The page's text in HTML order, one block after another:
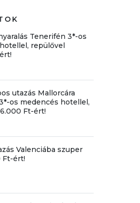
Tenerifén 3*-os
repülővel
utazás Mallorcára
os medencés hotellel,
Ft-ért!
Valenciába szuper
Ft-ért!